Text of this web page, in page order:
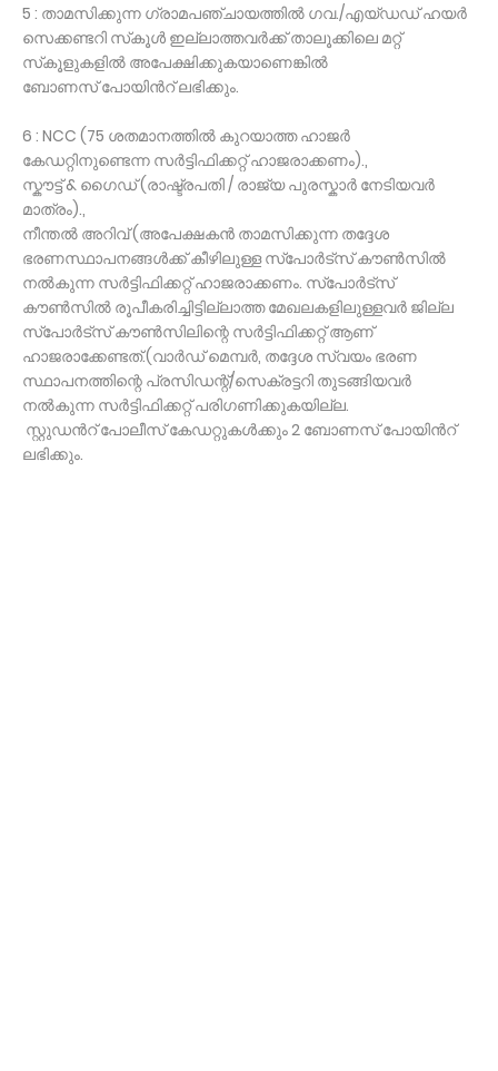
5 : താമസിക്കുന്ന ഗ്രാമപഞ്ചായത്തിൽ ഗവ./എയ്‌ഡഡ്‌ ഹയർ
സെക്കണ്ടറി സ്‌കൂൾ ഇല്ലാത്തവർക്ക് താലൂക്കിലെ മറ്റ്
സ്‌കൂളുകളിൽ അപേക്ഷിക്കുകയാണെങ്കിൽ
ബോണസ് പോയിൻറ് ലഭിക്കും.
6 : NCC (75 ശതമാനത്തിൽ കുറയാത്ത ഹാജർ
കേഡറ്റിനുണ്ടെന്ന സർട്ടിഫിക്കറ്റ് ഹാജരാക്കണം).,
സ്കൗട്ട് & ഗൈഡ് (രാഷ്ട്രപതി / രാജ്യ പുരസ്കാർ നേടിയവർ
മാത്രം).,
നീന്തൽ അറിവ് (അപേക്ഷകൻ താമസിക്കുന്ന തദ്ദേശ
ഭരണസ്ഥാപനങ്ങൾക്ക് കീഴിലുള്ള സ്പോർട്സ് കൗൺസിൽ
നൽകുന്ന സർട്ടിഫിക്കറ്റ് ഹാജരാക്കണം. സ്പോർട്സ്
കൗൺസിൽ രൂപീകരിച്ചിട്ടില്ലാത്ത മേഖലകളിലുള്ളവർ ജില്ല
സ്പോർട്സ് കൗൺസിലിന്റെ സർട്ടിഫിക്കറ്റ് ആണ്
ഹാജരാക്കേണ്ടത്.(വാർഡ് മെമ്പർ, തദ്ദേശ സ്വയം ഭരണ
സ്ഥാപനത്തിന്റെ പ്രസിഡന്റ്/സെക്രട്ടറി തുടങ്ങിയവർ
നൽകുന്ന സർട്ടിഫിക്കറ്റ് പരിഗണിക്കുകയില്ല.
സ്റ്റുഡൻറ് പോലീസ് കേഡറ്റുകൾക്കും 2 ബോണസ് പോയിൻറ്
ലഭിക്കും.